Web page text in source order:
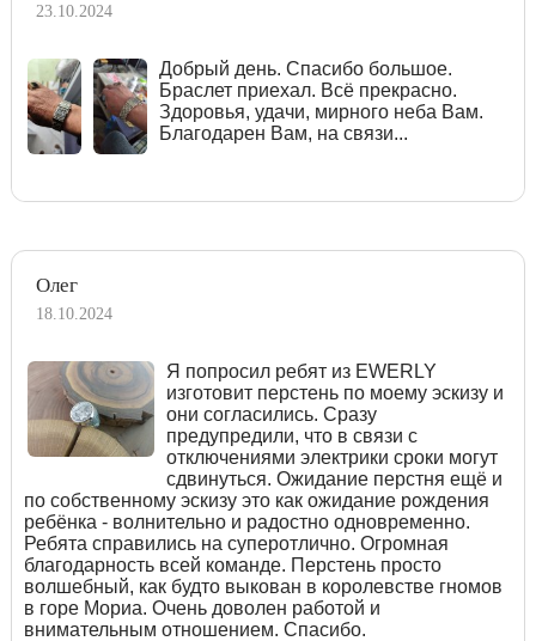
23.10.2024
Добрый день. Спасибо большое.
Браслет приехал. Всё прекрасно.
Здоровья, удачи, мирного неба Вам.
Благодарен Вам, на связи...
Олег
18.10.2024
Я попросил ребят из EWERLY
изготовит перстень по моему эскизу и
они согласились. Сразу
предупредили, что в связи с
отключениями электрики сроки могут
сдвинуться. Ожидание перстня ещё и
по собственному эскизу это как ожидание рождения
ребёнка - волнительно и радостно одновременно.
Ребята справились на суперотлично. Огромная
благодарность всей команде. Перстень просто
волшебный, как будто выкован в королевстве гномов
в горе Мориа. Очень доволен работой и
внимательным отношением. Спасибо.